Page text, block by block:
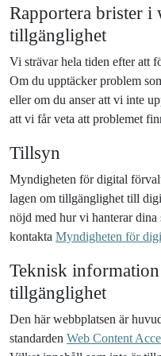
Rapportera brister i
tillgänglighet
Vi strävar hela tiden efter att
Om du upptäcker problem
eller om du anser att vi inte
att vi får veta att problemet
Tillsyn
Myndigheten för digital
lagen om tillgänglighet till
nöjd med hur vi hanterar dina
kontakta Myndigheten för
Teknisk
tillgänglighet
Den här webbplatsen är
standarden Web Content